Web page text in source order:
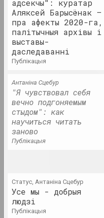
нго
адсекчы": куратар
Аляксей Барысёнак –
пра афекты 2020-га,
палітычныя архівы і
выставы-
даследаванні
публікацыя
Антаніна Сцебур
"Я чувствовал себя
вечно подгоняемым
стыдом": как
научиться читать
заново
публікацыя
Статус, Антаніна Сцебур
Усе мы - добрыя
людзі
публікацыя